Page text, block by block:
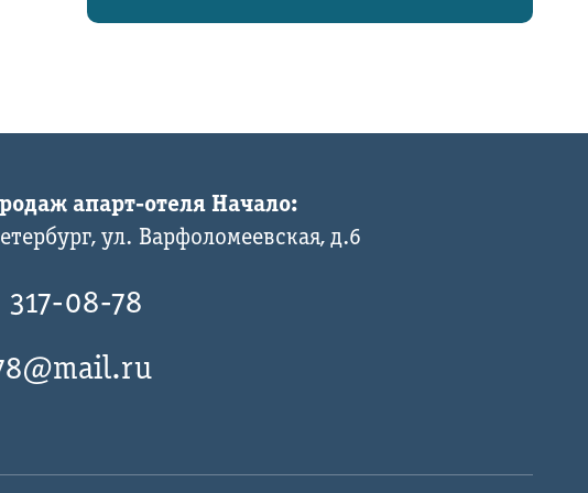
апарт-отеля Начало:
ул. Варфоломеевская, д.6
317-08-78